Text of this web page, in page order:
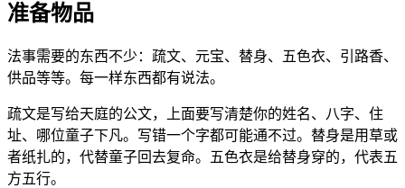
准备物品
法事需要的东西不少：疏文、元宝、替身、五色衣、引路香、
供品等等。每一样东西都有说法。
疏文是写给天庭的公文，上面要写清楚你的姓名、八字、住
址、哪位童子下凡。写错一个字都可能通不过。替身是用草或
者纸扎的，代替童子回去复命。五色衣是给替身穿的，代表五
方五行。